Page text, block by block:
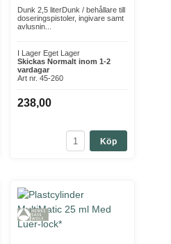
Dunk 2,5 literDunk / behållare till
doseringspistoler, ingivare samt
avlusnin...
I Lager Eget Lager
Skickas Normalt inom 1-2
vardagar
Art nr. 45-260
238,00
Köp